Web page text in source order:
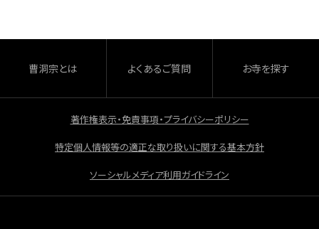
o
o
k
曹洞宗とは よくあるご質問 お寺を探す
著作権表示・免責事項・プライバシーポリシー
特定個人情報等の適正な取り扱いに関する基本方針
ソーシャルメディア利用ガイドライン